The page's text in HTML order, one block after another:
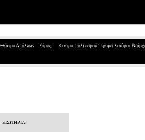
Θέατρο Απόλλων - Σύρος Κέντρο Πολιτισμού Ίδρυμα Σταύρος
ΕΙΣΙΤΗΡΙΑ